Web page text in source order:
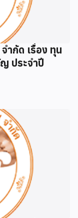
ำกัด เรื่อง ทุน
ประจำปี